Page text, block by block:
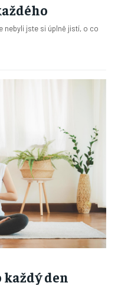
nebyli jste si úplně jistí, o co
den